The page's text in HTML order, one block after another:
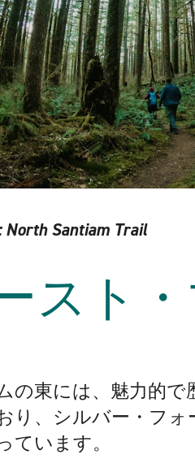
North Santiam Trail
スト
の東には、魅力的で
り、シルバー・フォ
ています。